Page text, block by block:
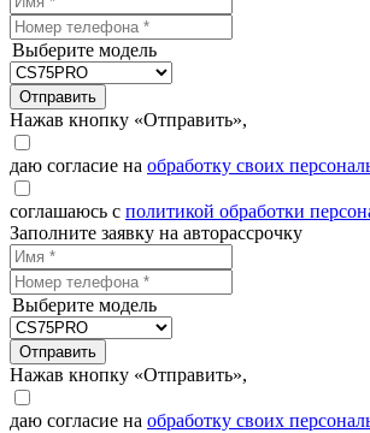
Выберите модель
Отправить
Нажав кнопку «Отправить»,
даю согласие на обработку своих
соглашаюсь с политикой обработки
Заполните заявку на авторассрочку
Выберите модель
Отправить
Нажав кнопку «Отправить»,
даю согласие на обработку своих